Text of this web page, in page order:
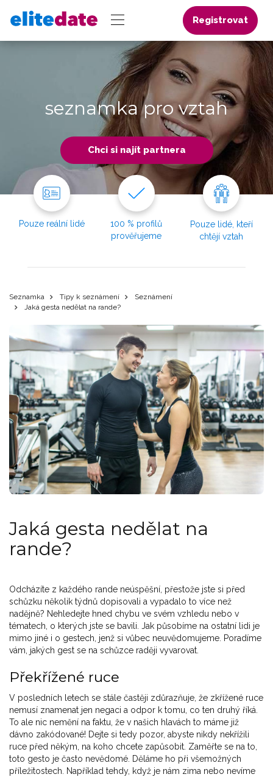
Registrovat
seznamka pro vztah
Chci si najít partnera
Pouze reální lidé
100 % profilů
prověřujeme
Pouze lidé, kteří
chtějí vztah
Seznamka Tipy k seznámení
Seznámení
Jaká gesta nedělat na rande?
Jaká gesta nedělat na
rande?
Odcházíte z každého rande neúspěšní, přestože jste si před
schůzku několik týdnů dopisovali a vypadalo to více než
nadějně? Nehledejte hned chybu ve svém vzhledu nebo v
tématech, o kterých jste se bavili. Jak působíme na ostatní lidi je
mimo jiné i o gestech, jenž si vůbec neuvědomujeme. Poradíme
vám, jakých gest se na schůzce raději vyvarovat.
Překřížené ruce
V posledních letech se stále častěji zdůrazňuje, že zkřížené ruce
nemusí znamenat jen negaci a odpor k tomu, co ten druhý říká.
To ale nic nemění na faktu, že v našich hlavách to máme již
dávno zakódované! Dejte si tedy pozor, abyste nikdy nekřížili
ruce před někým, na koho chcete zapůsobit. Zaměřte se na to,
toto gesto je často nevědomé. Děláme ho při všemožných
příležitostech. Například tehdy, když je nám zima nebo nevíme